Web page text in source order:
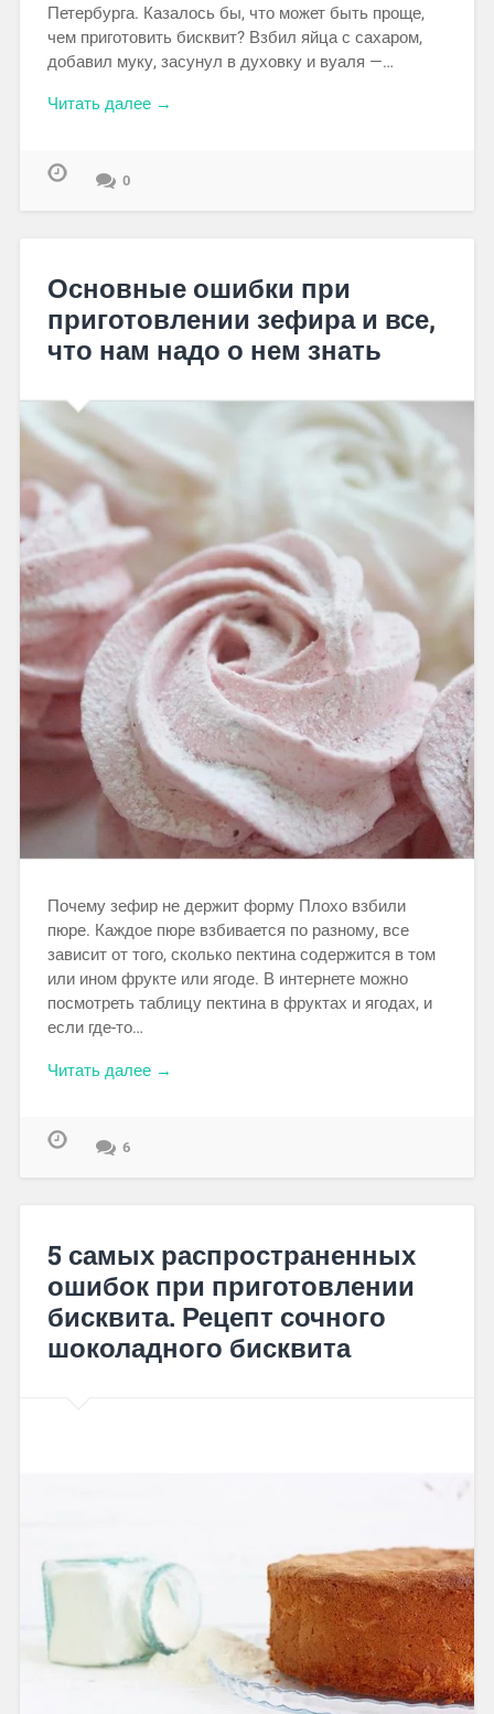
Петербурга. Казалось бы, что может быть проще,
чем приготовить бисквит? Взбил яйца с сахаром,
добавил муку, засунул в духовку и вуаля —…
Читать далее →
0
Основные ошибки при
приготовлении зефира и все,
что нам надо о нем знать
Почему зефир не держит форму Плохо взбили
пюре. Каждое пюре взбивается по разному, все
зависит от того, сколько пектина содержится в том
или ином фрукте или ягоде. В интернете можно
посмотреть таблицу пектина в фруктах и ягодах, и
если где-то…
Читать далее →
6
5 самых распространенных
ошибок при приготовлении
бисквита. Рецепт сочного
шоколадного бисквита